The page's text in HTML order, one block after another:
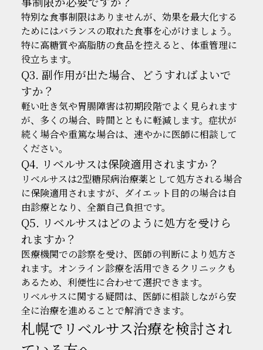
特別な食事制限はありませんが、効果を最大化する
ためにはバランスの取れた食事を心がけましょう。
特に高糖質や高脂肪の食品を控えると、体重管理に
役立ちます。
Q3. 副作用が出た場合、どうすればよいで
すか？
軽い吐き気や胃腸障害は初期段階でよく見られます
が、多くの場合、時間とともに軽減します。症状が
続く場合や重篤な場合は、速やかに医師に相談して
ください。
Q4. リベルサスは保険適用されますか？
リベルサスは2型糖尿病治療薬として処方される場合
に保険適用されますが、ダイエット目的の場合は自
由診療となり、全額自己負担です。
Q5. リベルサスはどのように処方を受けら
れますか？
医療機関での診察を受け、医師の判断により処方さ
れます。オンライン診療を活用できるクリニックも
あるため、利便性に合わせて選択できます。
リベルサスに関する疑問は、医師に相談しながら安
全に治療を進めることで解消できます。
札幌でリベルサス治療を検討され